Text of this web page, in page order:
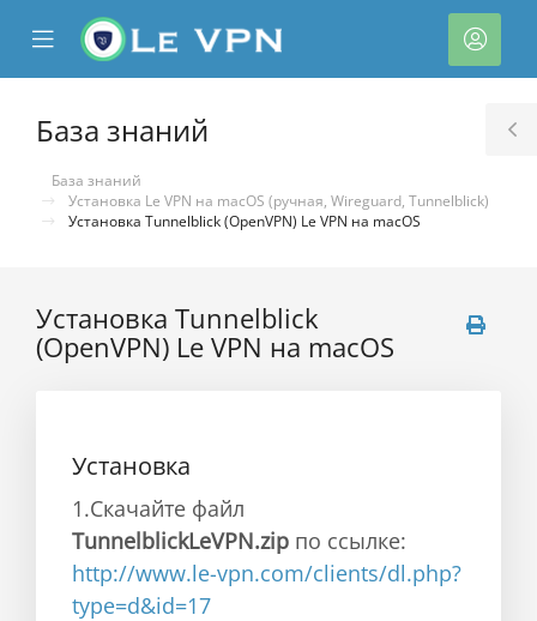
Mobile
Menu
База знаний
База знаний
Установка Le VPN на macOS (ручная, Wireguard, Tunnelblick)
Установка Tunnelblick (OpenVPN) Le VPN на macOS
Установка Tunnelblick
(OpenVPN) Le VPN на macOS
Установка
1.Скачайте файл
TunnelblickLeVPN.zip по ссылке:
http://www.le-vpn.com/clients/dl.php?
type=d&id=17